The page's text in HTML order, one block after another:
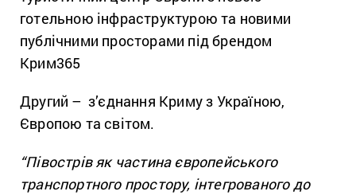
готельною інфраструктурою та новими
публічними просторами під брендом
Крим365
Другий – з’єднання Криму з Україною,
Європою та світом.
“Півострів як частина європейського
транспортного простору, інтегрованого до